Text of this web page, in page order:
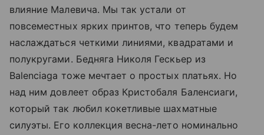
влияние Малевича. Мы так устали от
повсеместных ярких принтов, что теперь будем
наслаждаться четкими линиями, квадратами и
полукругами. Бедняга Николя Гескьер из
Balenciaga тоже мечтает о простых платьях. Но
над ним довлеет образ Кристобаля Баленсиаги,
который так любил кокетливые шахматные
силуэты. Его коллекция весна-лето номинально